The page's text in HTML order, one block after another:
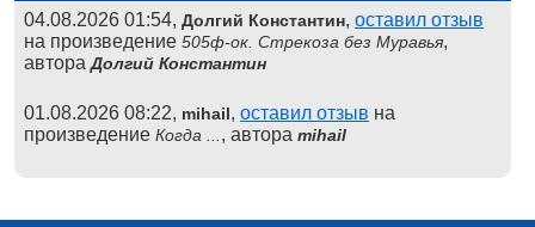
04.08.2026 01:54, Долгий Константин, оставил отзыв
на произведение 505ф-ок. Стрекоза без Муравья,
автораДолгий Константин
01.08.2026 08:22, mihail, оставил отзыв на
произведение Когда ... , автора mihail